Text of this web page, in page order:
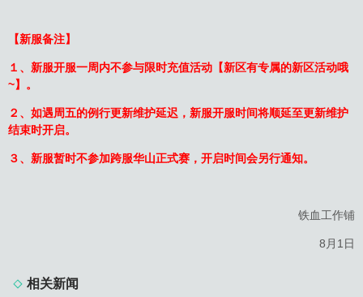
【新服备注】
１、新服开服一周内不参与限时充值活动【新区有专属的新区活动哦
~】。
２、如遇周五的例行更新维护延迟，新服开服时间将顺延至更新维护
结束时开启。
３、新服暂时不参加跨服华山正式赛，开启时间会另行通知。
铁血工作铺
8月1日
相关新闻